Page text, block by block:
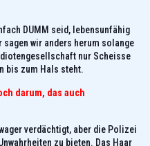
DUMM seid, lebensunfähig
wir anders herum solange
nur Scheisse
bis zum Hals steht.
darum, das auch
verdächtigt, aber die Polizei
zu bieten. Das Haar